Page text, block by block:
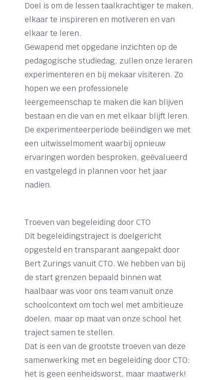
Doel is om de lessen taalkrachtiger te maken,
elkaar te inspireren en motiveren en van
elkaar te leren.
Gewapend met opgedane inzichten op de
pedagogische studiedag, zullen onze leraren
experimenteren en bij mekaar visiteren. Zo
hopen we een professionele
leergemeenschap te maken die kan blijven
bestaan en die van en met elkaar blijft leren.
De experimenteerperiode beëindigen we met
een uitwisselmoment waarbij opnieuw
ervaringen worden besproken, geëvalueerd
en vastgelegd in plannen voor het jaar
nadien.
Troeven van begeleiding door CTO
Dit begeleidingstraject is doelgericht
opgesteld en transparant aangepakt door
Bert Zurings vanuit CTO. We hebben van bij
de start grenzen bepaald binnen wat
haalbaar was voor ons team vanuit onze
schoolcontext om toch wel met ambitieuze
doelen, maar op maat van onze school het
traject samen te stellen.
Dat is een van de grootste troeven van deze
samenwerking met en begeleiding door CTO:
het is geen eenheidsworst, maar maatwerk!